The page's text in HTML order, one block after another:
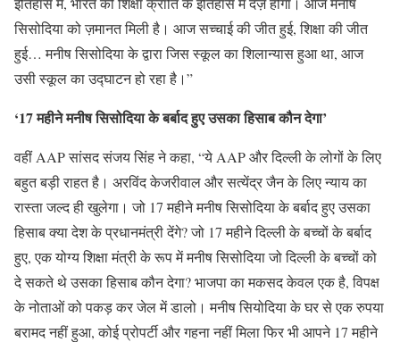
सिसोदिया को ज़मानत मिली है। आज सच्चाई की जीत हुई, शिक्षा की जीत
हुई… मनीष सिसोदिया के द्वारा जिस स्कूल का शिलान्यास हुआ था, आज
उसी स्कूल का उद्घाटन हो रहा है।”
‘17 महीने मनीष सिसोदिया के बर्बाद हुए उसका हिसाब कौन देगा’
वहीं AAP सांसद संजय सिंह ने कहा, “ये AAP और दिल्ली के लोगों के लिए
बहुत बड़ी राहत है। अरविंद केजरीवाल और सत्येंद्र जैन के लिए न्याय का
रास्ता जल्द ही खुलेगा। जो 17 महीने मनीष सिसोदिया के बर्बाद हुए उसका
हिसाब क्या देश के प्रधानमंत्री देंगे? जो 17 महीने दिल्ली के बच्चों के बर्बाद
हुए, एक योग्य शिक्षा मंत्री के रूप में मनीष सिसोदिया जो दिल्ली के बच्चों को
दे सकते थे उसका हिसाब कौन देगा? भाजपा का मकसद केवल एक है, विपक्ष
के नोताओं को पकड़ कर जेल में डालो। मनीष सियोदिया के घर से एक रुपया
बरामद नहीं हुआ, कोई प्रोपर्टी और गहना नहीं मिला फिर भी आपने 17 महीने